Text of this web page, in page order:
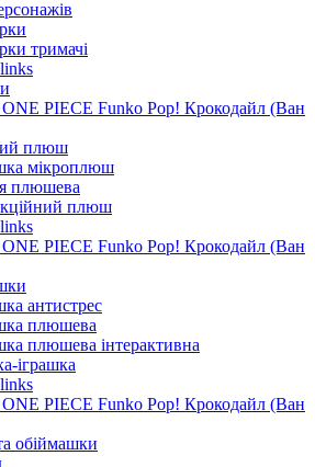
тримачі
плюш
мікроплюш
плюшева
плюш
антистрес
плюшева
плюшева інтерактивна
іграшка
обіймашки